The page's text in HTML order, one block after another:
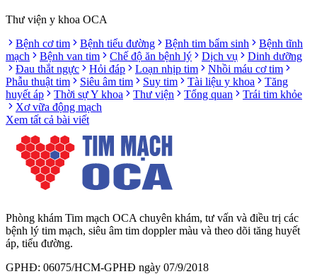
Thư viện y khoa OCA
Bệnh cơ tim
Bệnh tiểu đường Bệnh tim bẩm sinh
Bệnh tĩnh
mạch
Bệnh van tim Chế độ ăn bệnh lý Dịch vụ
Dinh dưỡng
Đau thắt ngực
Hỏi đáp Loạn nhịp tim
Nhồi máu cơ tim
Phẫu thuật tim
Siêu âm tim Suy tim Tài liệu y khoa
Tăng
huyết áp
Thời sự Y khoa Thư viện Tổng quan
Trái tim khỏe
Xơ vữa động mạch
Xem tất cả bài viết
Phòng khám Tim mạch OCA chuyên khám, tư vấn và điều trị các
bệnh lý tim mạch, siêu âm tim doppler màu và theo dõi tăng huyết
áp, tiểu đường.
GPHĐ: 06075/HCM-GPHĐ ngày 07/9/2018